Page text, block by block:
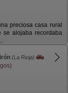
preciosa casa rural
se alojaba recordaba
(La Rioja)